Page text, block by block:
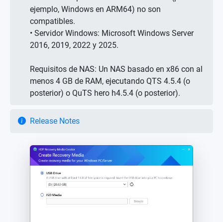
ejemplo, Windows en ARM64) no son
compatibles.
• Servidor Windows: Microsoft Windows Server
2016, 2019, 2022 y 2025.
Requisitos de NAS: Un NAS basado en x86 con al
menos 4 GB de RAM, ejecutando QTS 4.5.4 (o
posterior) o QuTS hero h4.5.4 (o posterior).
Release Notes